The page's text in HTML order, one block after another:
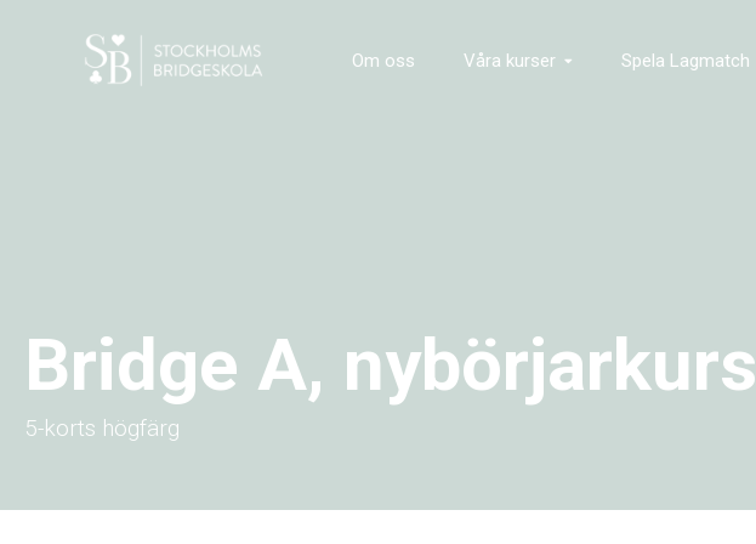
Om oss Våra kurser Spela Lagmatch
Bridge A, nybörjarkurs
5-korts högfärg